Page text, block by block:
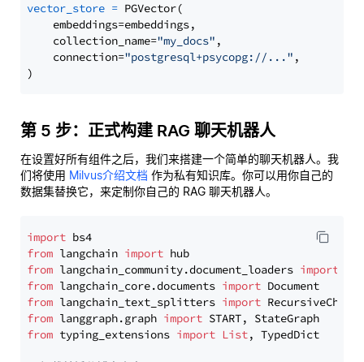
vector_store = PGVector(
    embeddings=embeddings,
    collection_name=
"my_docs" ,
    connection=
"postgresql+psycopg://..." ,
第 5 步：正式构建 RAG 聊天机器人
在设置好所有组件之后，我们来搭建一个简单的聊天机器人。我
们将使用 Milvus介绍文档 作为私有知识库。你可以用你自己的
数据集替换它，来定制你自己的 RAG 聊天机器人。
import
from langchain import
from langchain_community.document_loaders import
from langchain_core.documents import
from langchain_text_splitters import
from langgraph.graph import
from typing_extensions import List, TypedDict